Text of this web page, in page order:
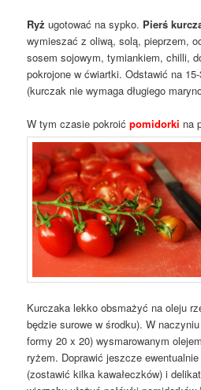
Ryż ugotować na sypko. Pierś
wymieszać z oliwą, solą, pieprzem,
sosem sojowym, tymiankiem, chilli,
pokrojone w ćwiartki. Odstawić na
(kurczak nie wymaga długiego
W tym czasie pokroićpomidorki na
Kurczaka lekko obsmażyć na oleju
będzie surowe w środku). W
formy 20 x 20) wysmarowanym
ryżem. Doprawić jeszcze
(zostawić kilka kawałeczków) i